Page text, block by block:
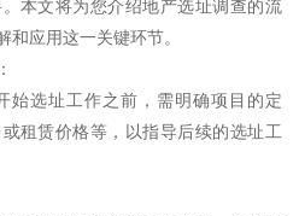
本文将为您介绍地产选址调查的流
和应用这一关键环节。
始选址工作之前，需明确项目的定
租赁价格等，以指导后续的选址工